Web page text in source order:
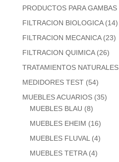
PRODUCTOS PARA GAMBAS
FILTRACION BIOLOGICA (14)
FILTRACION MECANICA (23)
FILTRACION QUIMICA (26)
TRATAMIENTOS NATURALES
MEDIDORES TEST (54)
MUEBLES ACUARIOS (35)
MUEBLES BLAU (8)
MUEBLES EHEIM (16)
MUEBLES FLUVAL (4)
MUEBLES TETRA (4)